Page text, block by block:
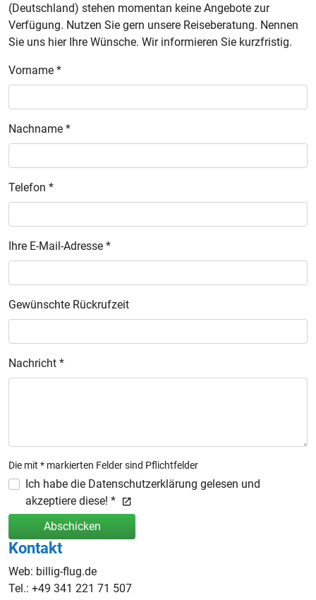
(Deutschland) stehen momentan keine Angebote zur
Verfügung. Nutzen Sie gern unsere Reiseberatung. Nennen
Sie uns hier Ihre Wünsche. Wir informieren Sie kurzfristig.
Vorname *
Nachname *
Telefon *
Ihre E-Mail-Adresse *
Gewünschte Rückrufzeit
Nachricht *
Die mit * markierten Felder sind Pflichtfelder
Ich habe die Datenschutzerklärung gelesen und
akzeptiere diese! *
Abschicken
Kontakt
Web: billig-flug.de
Tel.: +49 341 221 71 507